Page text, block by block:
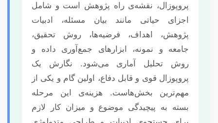
پروپوزال، نقشه‌ی راه پژوهش است و شامل
اجزای حیاتی مانند بیان مسئله، ادبیات
پژوهش، اهداف، فرضیه‌ها، روش تحقیق،
جامعه و نمونه، ابزارهای جمع‌آوری داده و
روش تحلیل آماری می‌شود. نگارش یک
پروپوزال قوی و قابل دفاع، اولین گام و یکی از
مهم‌ترین بخش‌هاست. هزینه‌ی این مرحله
بسته به پیچیدگی موضوع و میزان کار لازم